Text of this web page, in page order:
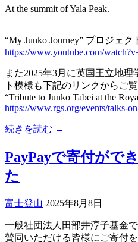
At the summit of Yala Peak.
“My Junko Journey” プロジェク
https://www.youtube.com/
また2025年3月に英国王立地
ト模様も下記のリンクからご
“Tribute to Junko Tabei at the
https://www.rgs.org/events/talks-
続きを読む →
PayPayで寄付がで
た
富士登山 2025年8月8日
一般社団法人田部井淳子基金
賛同いただける皆様にご寄付